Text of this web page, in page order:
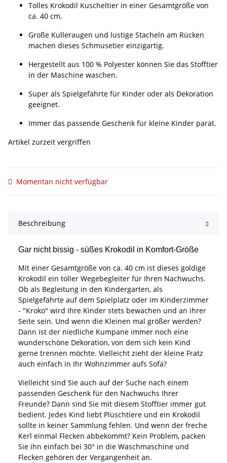
Tolles Krokodil Kuscheltier in einer Gesamtgröße von
ca. 40 cm.
Große Kulleraugen und lustige Stacheln am Rücken
machen dieses Schmusetier einzigartig.
Hergestellt aus 100 % Polyester können Sie das Stofftier
in der Maschine waschen.
Super als Spielgefährte für Kinder oder als Dekoration
geeignet.
Immer das passende Geschenk für kleine Kinder parat.
Artikel zurzeit vergriffen
Momentan nicht verfügbar
Beschreibung
Gar nicht bissig - süßes Krokodil in Komfort-Größe
Mit einer Gesamtgröße von ca. 40 cm ist dieses goldige
Krokodil ein toller Wegebegleiter für Ihren Nachwuchs.
Ob als Begleitung in den Kindergarten, als
Spielgefährte auf dem Spielplatz oder im Kinderzimmer
- "Kroko" wird Ihre Kinder stets bewachen und an ihrer
Seite sein. Und wenn die Kleinen mal größer werden?
Dann ist der niedliche Kumpane immer noch eine
wunderschöne Dekoration, von dem sich kein Kind
gerne trennen möchte. Vielleicht zieht der kleine Fratz
auch einfach in Ihr Wohnzimmer aufs Sofa?
Vielleicht sind Sie auch auf der Suche nach einem
passenden Geschenk für den Nachwuchs Ihrer
Freunde? Dann sind Sie mit diesem Stofftier immer gut
bedient. Jedes Kind liebt Plüschtiere und ein Krokodil
sollte in keiner Sammlung fehlen. Und wenn der freche
Kerl einmal Flecken abbekommt? Kein Problem, packen
Sie ihn einfach bei 30° in die Waschmaschine und
Flecken gehören der Vergangenheit an.